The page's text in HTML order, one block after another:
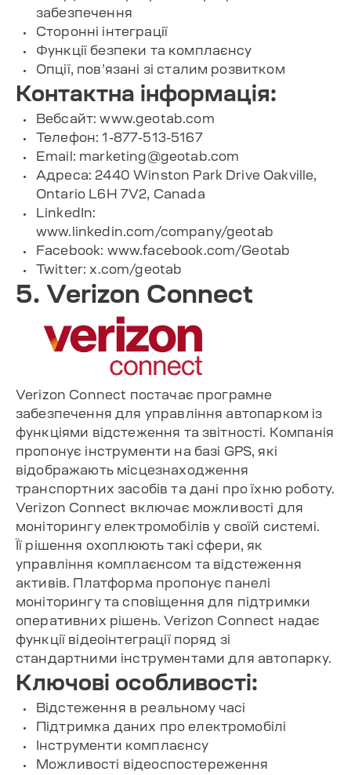
забезпечення
Сторонні інтеграції
Функції безпеки та комплаєнсу
Опції, пов’язані зі сталим розвитком
Контактна інформація:
Вебсайт: www.geotab.com
Телефон: 1-877-513-5167
Email: marketing@geotab.com
Адреса: 2440 Winston Park Drive Oakville,
Ontario L6H 7V2, Canada
LinkedIn:
www.linkedin.com/company/geotab
Facebook: www.facebook.com/Geotab
Twitter: x.com/geotab
5. Verizon Connect
Verizon Connect постачає програмне
забезпечення для управління автопарком із
функціями відстеження та звітності. Компанія
пропонує інструменти на базі GPS, які
відображають місцезнаходження
транспортних засобів та дані про їхню роботу.
Verizon Connect включає можливості для
моніторингу електромобілів у своїй системі.
Її рішення охоплюють такі сфери, як
управління комплаєнсом та відстеження
активів. Платформа пропонує панелі
моніторингу та сповіщення для підтримки
оперативних рішень. Verizon Connect надає
функції відеоінтеграції поряд зі
стандартними інструментами для автопарку.
Ключові особливості:
Відстеження в реальному часі
Підтримка даних про електромобілі
Інструменти комплаєнсу
Можливості відеоспостереження